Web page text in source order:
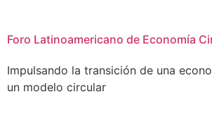
Foro Latinoamericano de Economía
Impulsando la transición de una
un modelo circular